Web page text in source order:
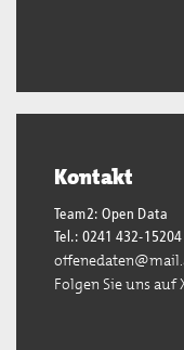
Kontakt
Team2: Open Data
Tel.: 0241 432-
Folgen Sie uns auf